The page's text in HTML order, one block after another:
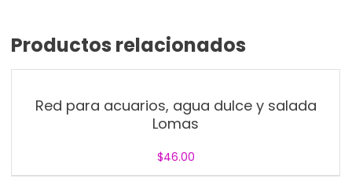
Productos relacionados
Red para acuarios, agua dulce y salada
Lomas
$46.00